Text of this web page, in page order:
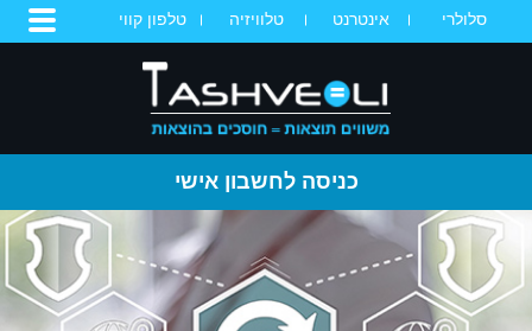
סלולרי אינטרנט טלוויזיה טלפון קווי
כניסה לחשבון אישי